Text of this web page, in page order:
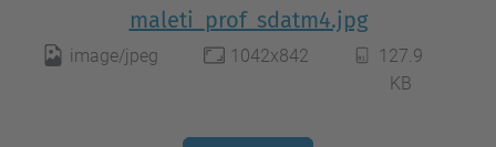
maleti_prof_sdatm4.jpg
image/jpeg 1042x842
127.9
KB